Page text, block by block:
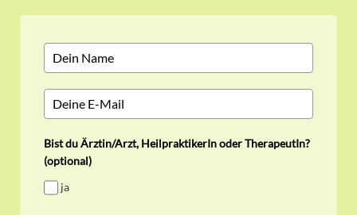
Bist du Ärztin/Arzt, HeilpraktikerIn oder TherapeutIn?
(optional)
ja